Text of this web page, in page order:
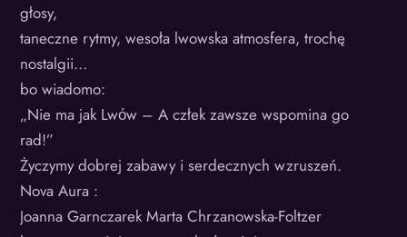
głosy,
taneczne rytmy, wesoła lwowska atmosfera, trochę
nostalgii…
bo wiadomo:
„Nie ma jak Lwόw – A człek zawsze wspomina go
rad!”
Życzymy dobrej zabawy i serdecznych wzruszeń.
Nova Aura :
Joanna Garnczarek Marta Chrzanowska-Foltzer